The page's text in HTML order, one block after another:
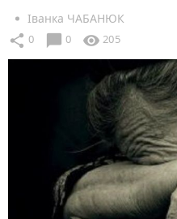
Іванка ЧАБАНЮК
share 0 chat_bubble 0 visibility 205